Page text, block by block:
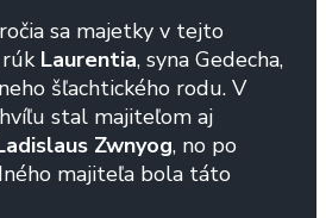
sa majetky v tejto
Laurentia, syna Gedecha,
šľachtického rodu. V
stal majiteľom aj
Zwnyog, no po
majiteľa bola táto